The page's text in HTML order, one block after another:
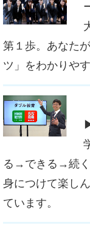
第１歩。あなた
ツ」をわかりや
る→できる→続く
身につけて楽し
ています。